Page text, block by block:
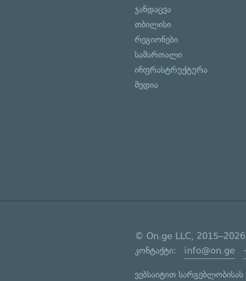
ჯანდაცვა
თბილისი
რეგიონები
სამართალი
ინფრასტრუქტურა
მედია
© On.ge LLC, 2015–2026
კონტაქტი: info@on.ge
ვებსაიტით სარგებლობისას